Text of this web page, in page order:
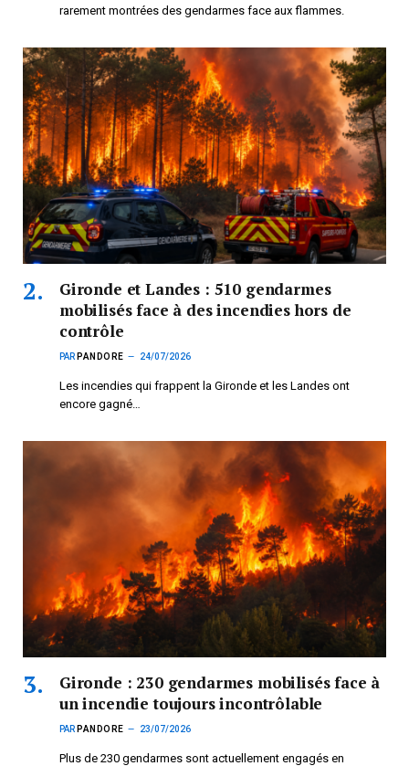
rarement montrées des gendarmes face aux flammes.
Gironde et Landes : 510 gendarmes
mobilisés face à des incendies hors de
contrôle
PAR PANDORE 24/07/2026
Les incendies qui frappent la Gironde et les Landes ont
encore gagné…
Gironde : 230 gendarmes mobilisés face à
un incendie toujours incontrôlable
PAR PANDORE 23/07/2026
Plus de 230 gendarmes sont actuellement engagés en